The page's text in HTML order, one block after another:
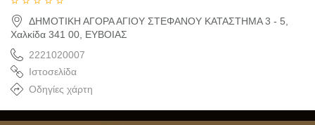
ΔΗΜΟΤΙΚΗ ΑΓΟΡΑ ΑΓΙΟΥ ΣΤΕΦΑΝΟΥ ΚΑΤΑΣΤΗΜΑ 3 - 5,
Χαλκίδα 341 00, ΕΥΒΟΙΑΣ
2221020007
Ιστοσελίδα
Οδηγίες χάρτη